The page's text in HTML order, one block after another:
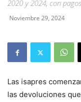
2020 y 2024, con
Noviembre 29, 2024
Las isapres
las devoluciones